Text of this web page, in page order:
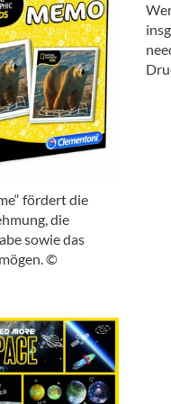
fördert die
die
sowie das
©